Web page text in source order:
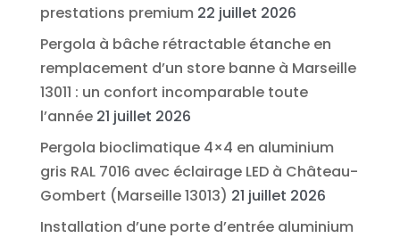
prestations premium 22 juillet 2026
Pergola à bâche rétractable étanche en
remplacement d’un store banne à Marseille
13011 : un confort incomparable toute
l’année 21 juillet 2026
Pergola bioclimatique 4×4 en aluminium
gris RAL 7016 avec éclairage LED à Château-
Gombert (Marseille 13013) 21 juillet 2026
Installation d’une porte d’entrée aluminium